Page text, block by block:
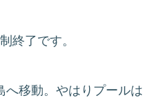
終了です。
移動。やはりプールは